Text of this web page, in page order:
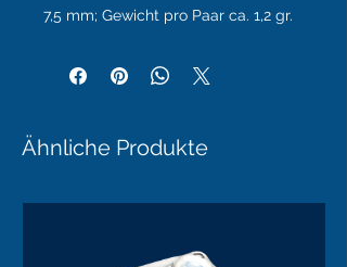
7,5 mm; Gewicht pro Paar ca. 1,2 gr.
Ähnliche Produkte